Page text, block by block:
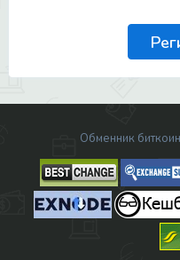
Обменник